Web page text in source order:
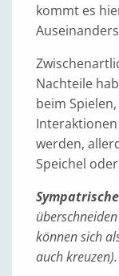
kommt es
Nachteile
beim
werden,
Speichel
können sich
auch kreuzen).